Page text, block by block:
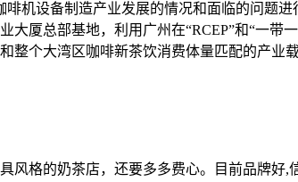
机设备制造产业发展的情况和面临的问题进
厦总部基地，利用广州在“RCEP”和“一带一
整个大湾区咖啡新茶饮消费体量匹配的产业
风格的奶茶店，还要多多费心。目前品牌好,